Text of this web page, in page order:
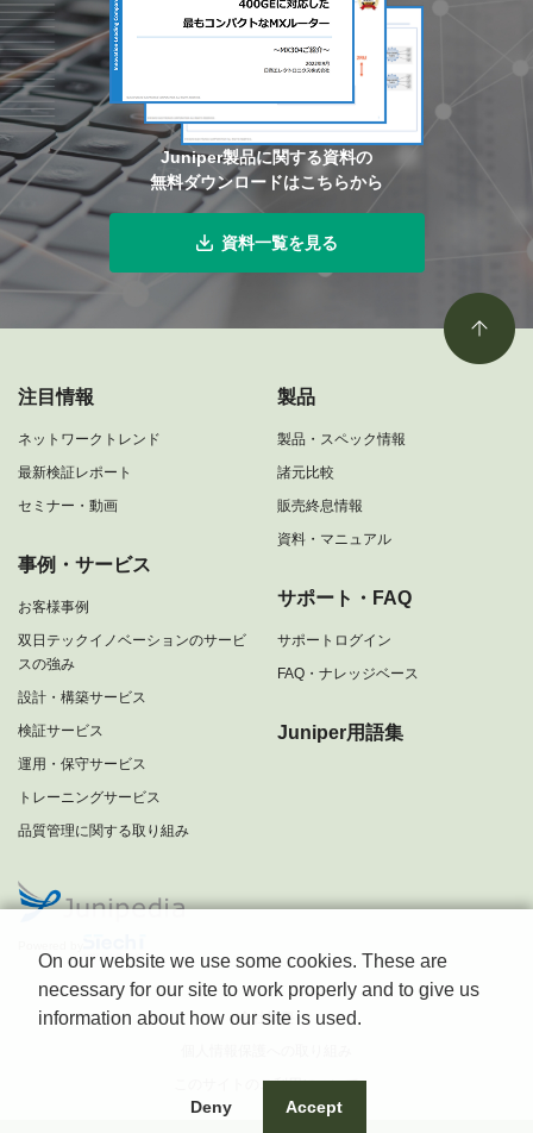
Juniper製品に関する資料の
無料ダウンロードはこちらから
資料一覧を見る
注目情報
ネットワークトレンド
最新検証レポート
セミナー・動画
事例・サービス
お客様事例
双日テックイノベーションのサービ
スの強み
設計・構築サービス
検証サービス
運用・保守サービス
トレーニングサービス
品質管理に関する取り組み
製品
製品・スペック情報
諸元比較
販売終息情報
資料・マニュアル
サポート・FAQ
サポートログイン
FAQ・ナレッジベース
Juniper用語集
会社概要
このサイトのご利用について
On our website we use some cookies. These are
necessary for our site to work properly and to give us
information about how our site is used.
Deny Accept